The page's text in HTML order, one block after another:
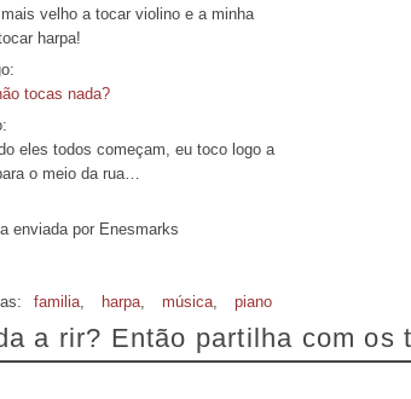
velho a tocar violino e a minha
harpa!
tocas nada?
eles todos começam, eu toco logo a
o meio da rua…
enviada por Enesmarks
a rir? Então partilha com os
familia, harpa, música, piano